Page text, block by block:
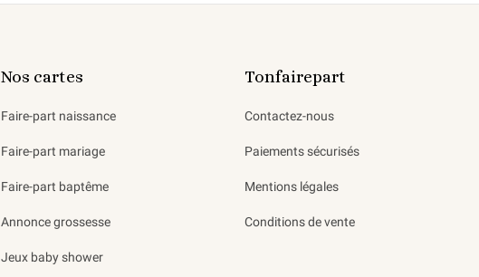
Nos cartes
Faire-part naissance
Faire-part mariage
Faire-part baptême
Annonce grossesse
Jeux baby shower
Tonfairepart
Contactez-nous
Paiements sécurisés
Mentions légales
Conditions de vente